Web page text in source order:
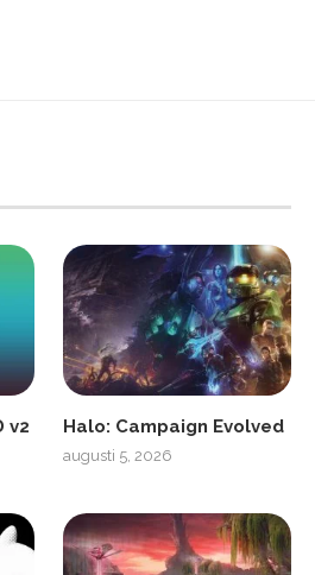
v2
Halo: Campaign Evolved
augusti 5, 2026